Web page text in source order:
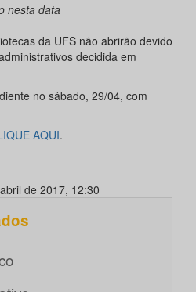
nesta data
da UFS não abrirão devido
decidida em
no sábado, 29/04, com
AQUI.
de 2017, 12:30